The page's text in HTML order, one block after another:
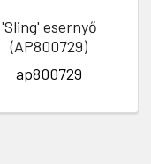
'Sling' esernyő
(AP800729)
ap800729